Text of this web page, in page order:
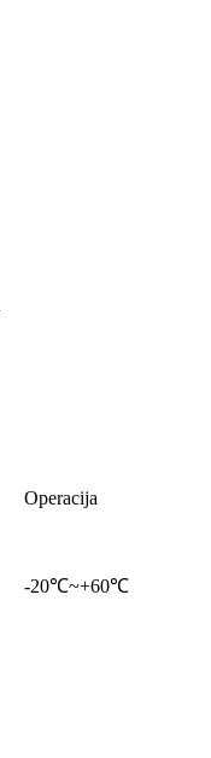
Operacija
-20℃~+60℃